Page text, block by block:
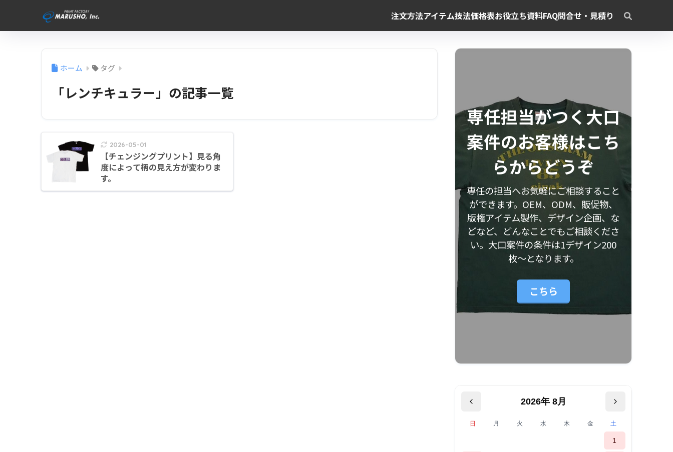
注文方法アイテム技法価格表お役立ち資料FAQ問合せ・見積り
ホーム タグ
「レンチキュラー」の記事一覧
2026-05-01
【チェンジングプリント】見る角
度によって柄の見え方が変わりま
す。
専任担当がつく大口
案件のお客様はこち
らからどうぞ
専任の担当へお気軽にご相談すること
ができます。OEM、ODM、販促物、
版権アイテム製作、デザイン企画、な
どなど、どんなことでもご相談くださ
い。大口案件の条件は1デザイン200
枚〜となります。
こちら